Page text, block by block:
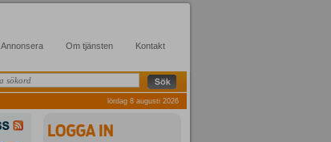
Annonsera Om tjänsten Kontakt
lördag 8 augusti 2026